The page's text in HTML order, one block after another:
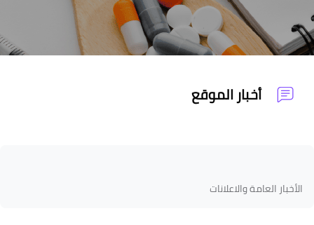
أخبار الموقع
الأخبار العامة والاعلانات